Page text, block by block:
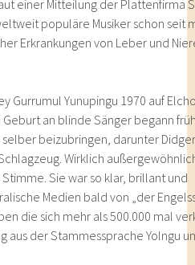
einer Mitteilung der Plattenfirma
populäre Musiker schon seit
Erkrankungen von Leber und
Gurrumul Yunupingu 1970 auf
an blinde Sänger begann
beizubringen, darunter
Wirklich
Sie war so klar, brillant und
Medien bald von „der
die sich mehr als 500.000 mal
aus der Stammessprache Yolngu